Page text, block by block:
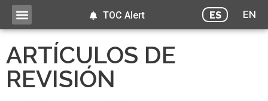
ES EN
TOC Alert
ARTÍCULOS DE
REVISIÓN